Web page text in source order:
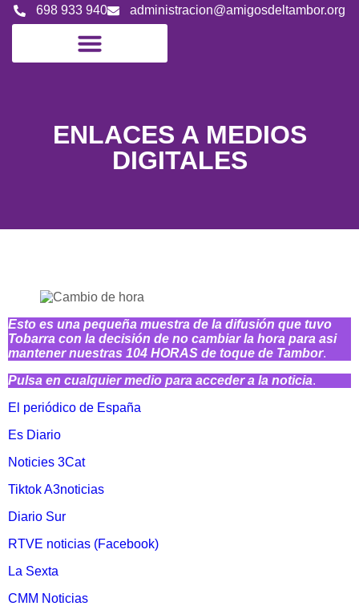
698 933 940 administracion@amigosdeltambor.org
ENLACES A MEDIOS
DIGITALES
Esto es una pequeña muestra de la difusión que tuvo
Tobarra con la decisión de no cambiar la hora para asi
mantener nuestras 104 HORAS de toque de Tambor.
Pulsa en cualquier medio para acceder a la noticia.
El periódico de España
Es Diario
Noticies 3Cat
Tiktok A3noticias
Diario Sur
RTVE noticias (Facebook)
La Sexta
CMM Noticias